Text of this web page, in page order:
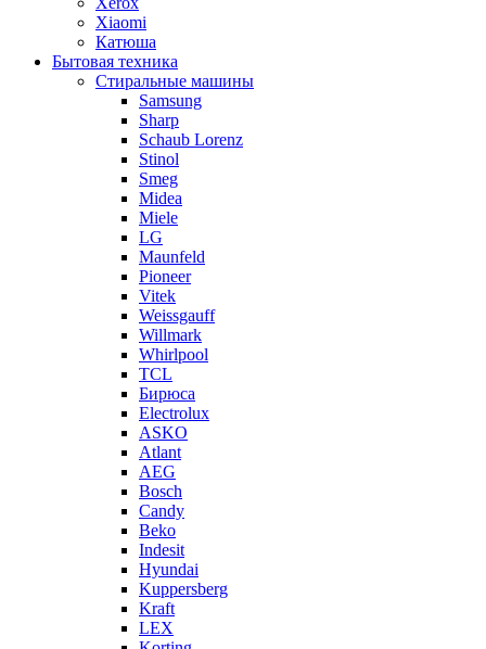
Xiaomi
Катюша
Бытовая техника
Стиральные машины
Samsung
Sharp
Schaub Lorenz
Stinol
Smeg
Midea
Miele
LG
Maunfeld
Pioneer
Vitek
Weissgauff
Willmark
Whirlpool
TCL
Бирюса
Electrolux
ASKO
Atlant
AEG
Bosch
Candy
Beko
Indesit
Hyundai
Kuppersberg
Kraft
LEX